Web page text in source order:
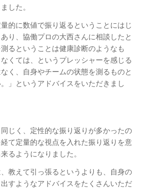
した。
的に数値で振り返るということにはじ
り、協働プロの大西さんに相談したと
るということは健康診断のようなも
くては、というプレッシャーを感じる
く、自身やチームの状態を測るものと
」というアドバイスをいただきまし
じく、定性的な振り返りが多かったの
て定量的な視点を入れた振り返りを意
るようになりました。
教えて引っ張るというよりも、自身の
すようなアドバイスをたくさんいただ